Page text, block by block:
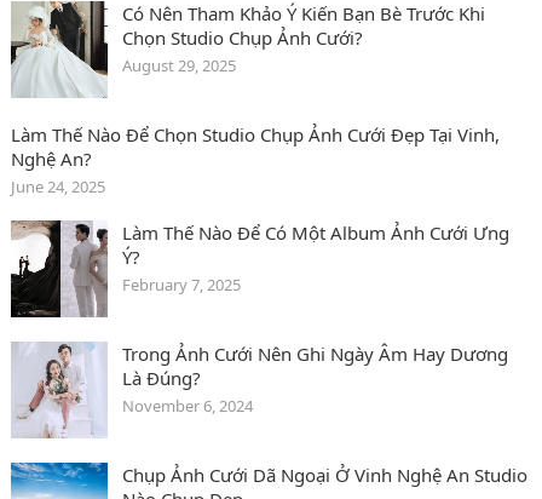
Có Nên Tham Khảo Ý Kiến Bạn Bè Trước Khi
Chọn Studio Chụp Ảnh Cưới?
August 29, 2025
Làm Thế Nào Để Chọn Studio Chụp Ảnh Cưới Đẹp Tại Vinh,
Nghệ An?
June 24, 2025
Làm Thế Nào Để Có Một Album Ảnh Cưới Ưng
Ý?
February 7, 2025
Trong Ảnh Cưới Nên Ghi Ngày Âm Hay Dương
Là Đúng?
November 6, 2024
Chụp Ảnh Cưới Dã Ngoại Ở Vinh Nghệ An Studio